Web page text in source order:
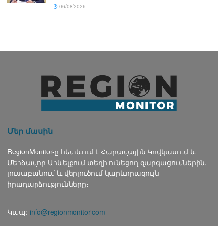
06/08/2026
Մեր մասին
RegionMonitor-ը հետևում է Հարավային Կովկասում և
Մերձավոր Արևելքում տեղի ունեցող զարգացումներին,
լուսաբանում և վերլուծում կարևորագույն
իրադարձությունները։
Կապ: info@regionmonitor.com